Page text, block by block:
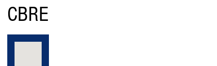
CBRE